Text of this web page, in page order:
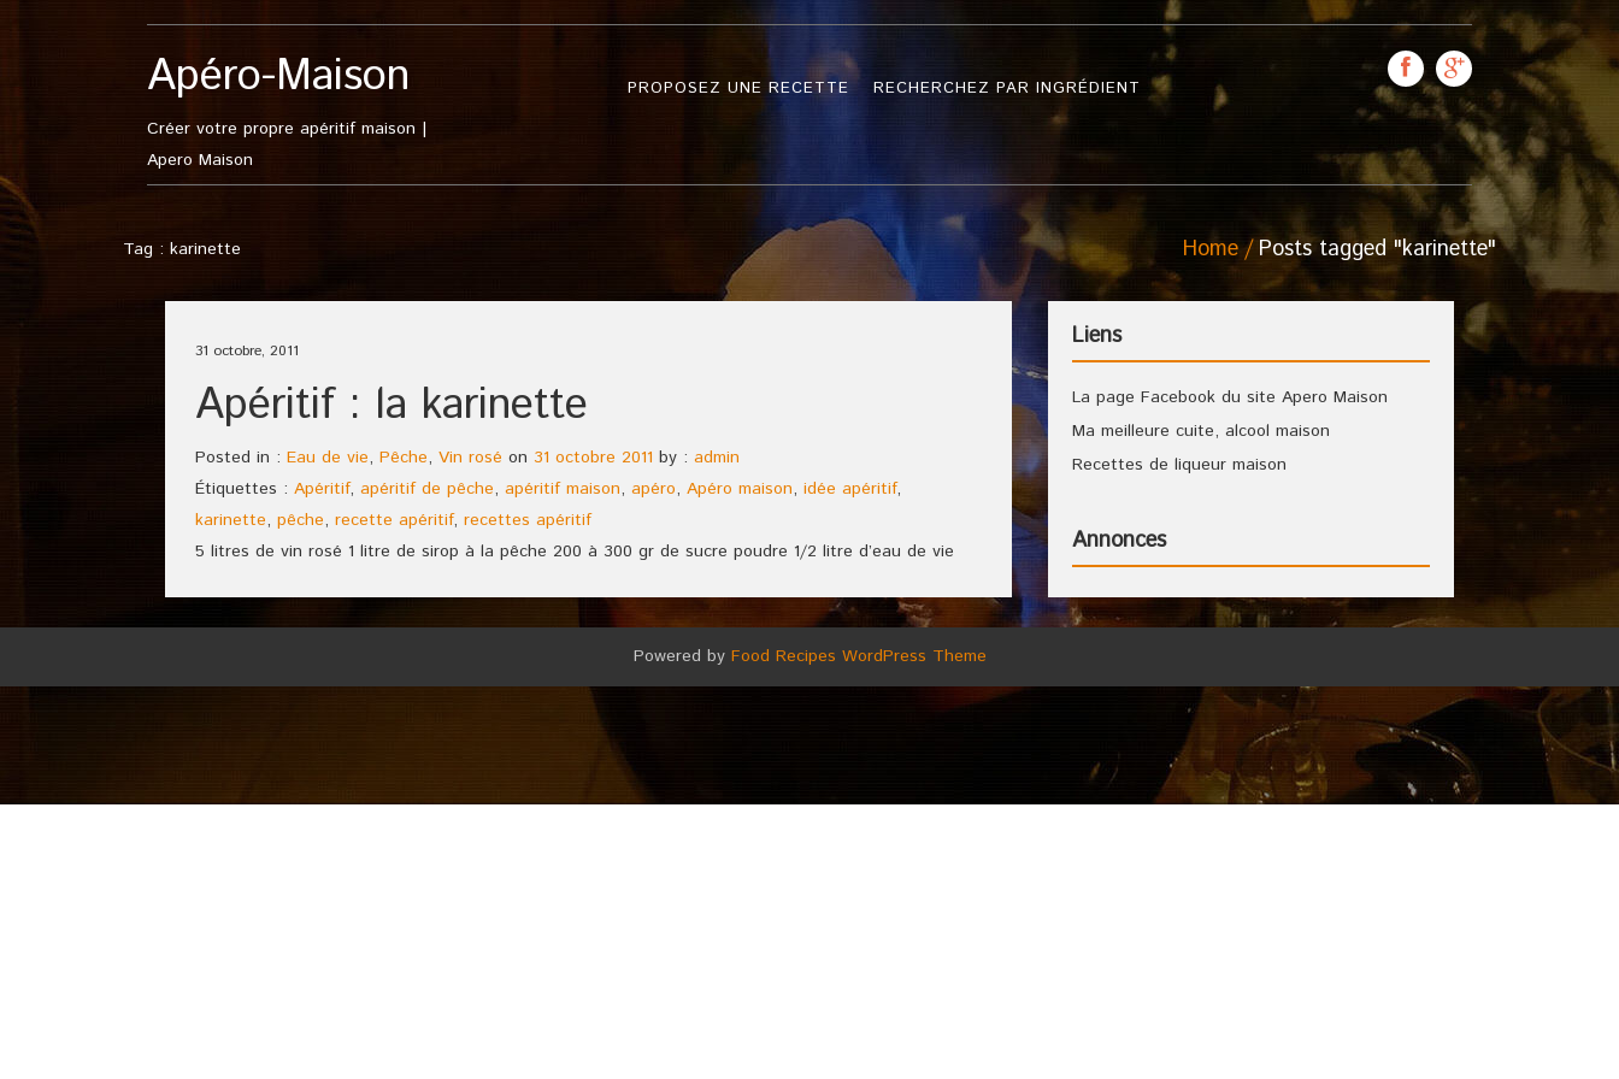
Apéro-Maison
Créer votre propre apéritif maison |
Apero Maison
PROPOSEZ UNE RECETTE RECHERCHEZ PAR INGRÉDIENT
Tag : karinette Home Posts tagged "karinette"
31 octobre, 2011
Apéritif : la karinette
Posted in : Eau de vie, Pêche, Vin rosé on 31 octobre 2011 by : admin
Étiquettes : Apéritif, apéritif de pêche, apéritif maison, apéro, Apéro maison, idée apéritif,
karinette, pêche, recette apéritif, recettes apéritif
5 litres de vin rosé 1 litre de sirop à la pêche 200 à 300 gr de sucre poudre 1/2 litre d’eau de vie
Liens
La page Facebook du site Apero Maison
Ma meilleure cuite, alcool maison
Recettes de liqueur maison
Annonces
Powered by Food Recipes WordPress Theme